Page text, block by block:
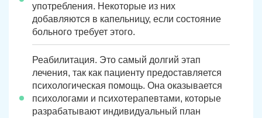
употребления. Некоторые из них
добавляются в капельницу, если состояние
больного требует этого.
Реабилитация. Это самый долгий этап
лечения, так как пациенту предоставляется
психологическая помощь. Она оказывается
психологами и психотерапевтами, которые
разрабатывают индивидуальный план